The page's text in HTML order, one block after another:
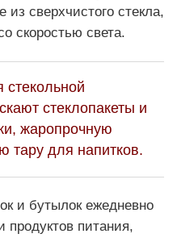
из сверхчистого стекла,
скоростью света.
стекольной
стеклопакеты и
жаропрочную
тару для напитков.
и бутылок ежедневно
продуктов питания,